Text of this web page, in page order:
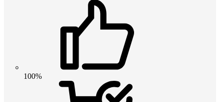
100%